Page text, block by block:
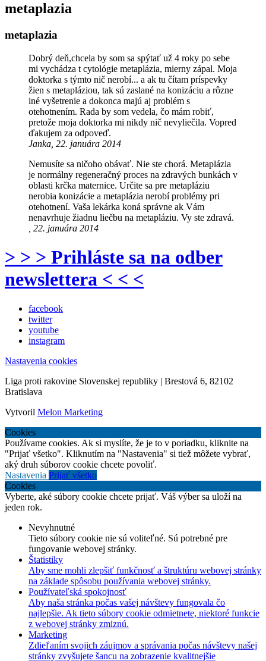
metaplazia
metaplazia
Dobrý deň,chcela by som sa spýtať už 4 roky po sebe
mi vychádza t cytológie metaplázia, mierny zápal. Moja
doktorka s týmto nič nerobí... a ak tu čítam príspevky
žien s metapláziou, tak sú zaslané na konizáciu a rôzne
iné vyšetrenie a dokonca majú aj problém s
otehotnením. Rada by som vedela, čo mám robiť,
pretože moja doktorka mi nikdy nič nevyliečila. Vopred
ďakujem za odpoveď.
Janka, 22. januára 2014
Nemusíte sa ničoho obávať. Nie ste chorá. Metaplázia
je normálny regeneračný proces na zdravých bunkách v
oblasti krčka maternice. Určite sa pre metapláziu
nerobia konizácie a metaplázia nerobí problémy pri
otehotnení. Vaša lekárka koná správne ak Vám
nenavrhuje žiadnu liečbu na metapláziu. Vy ste zdravá.
, 22. januára 2014
> > > Prihláste sa na odber
newslettera < < <
facebook
twitter
youtube
instagram
Nastavenia cookies
Liga proti rakovine Slovenskej republiky | Brestová 6, 82102
Bratislava
Vytvoril Melon Marketing
Cookies
Používame cookies. Ak si myslíte, že je to v poriadku, kliknite na
"Prijať všetko". Kliknutím na "Nastavenia" si tiež môžete vybrať,
aký druh súborov cookie chcete povoliť.
Nastavenia Prijať všetko
Cookies
Vyberte, aké súbory cookie chcete prijať. Váš výber sa uloží na
jeden rok.
Nevyhnutné
Tieto súbory cookie nie sú voliteľné. Sú potrebné pre
fungovanie webovej stránky.
Štatistiky
Aby sme mohli zlepšiť funkčnosť a štruktúru webovej stránky
na základe spôsobu používania webovej stránky.
Používateľská spokojnosť
Aby naša stránka počas vašej návštevy fungovala čo
najlepšie. Ak tieto súbory cookie odmietnete, niektoré funkcie
z webovej stránky zmiznú.
Marketing
Zdieľaním svojich záujmov a správania počas návštevy našej
stránky zvyšujete šancu na zobrazenie kvalitnejšie